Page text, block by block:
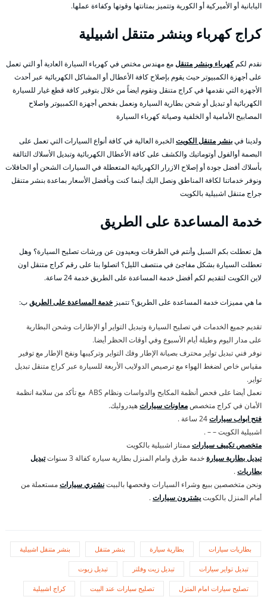
اليابانية أو الأميركية أو الكورية وتتميز بمتانتها وقوتها وكفاءة عملها.
كراج كهرباء وبنشر متنقل اشبيلية
نقدم لكمكهرباء وبنشر متنقلمع مهندس مختص في كهرباء السيارة العادية أو التي تعمل
على أجهزة الكمبيوتر حيث يقوم بإصلاح كافة الأعطال أو المشاكل الكهربائية عبر أحدث
الأجهزة التي نقدمها في كراج متنقل ونقوم ايضاً من خلال بتوفير كافة قطع غيار للسيارة
الكهربائية أو تبديل أو شحن بطارية السيارة ونعمل بفحص أجهزة الكمبيوتر واصلاح
المصابيح الأمامية أو الخلفية وصيانة كهرباء السيارة
ولدينا فيبنشر متنقل الكويتالخبرة العالية في كافة أنواع السيارات التي تعمل على
البصمة أوالفول أوتوماتيك والكشف على كافة الأعطال الكهربائية وتبديل الأسلاك التالفة
بأسلاك أفضل جودة أو إصلاح الازرار الكهربائية المتعطلة في السيارات الشحن أو الحافلات
ونوفر خدماتنا لكافة المناطق ونصل اليك أينما كنت وبأفضل الأسعار بماعدة بنشر متنقل
جراج متنقل اشبيلية بالكويت
خدمة المساعدة على الطريق
هل تعطلت بكم السبل وأنتم في الطرقات وبعيدون عن ورشات تصليح السيارة؟ وهل
تعطلت السيارة بشكل مفاجئ في منتصف الليل؟ اتصلوا بنا على رقم كراج متنقل اون
لاين الكويت لتقديم لكم أفضل خدمة المساعدة على الطريق خدمة 24 ساعة.
ما هي مميزات خدمة المساعدة على الطريق؟ تتميز خدمة المساعدة على الطريقب:
تقديم جميع الخدمات في تصليح السيارة وتبديل التواير أو الإطارات وشحن البطارية
على مدار اليوم وطيلة أيام الأسبوع وفي أوقات الحظر أيضا.
نوفر فني تبديل تواير محترف بصيانة الإطار وفك التواير وتركيبها ونفخ الإطار مع توفير
مقياس خاص لضغط الهواء مع ترصيص الدولايب الأربعة للسيارة عبر كراج متنقل تبديل
تواير.
نعمل أيضا على فحص أنظمة المكابح والدواسات ونظام ABS مع تأكد من سلامة انظمة
الأمان في كراج متخصصمعاونات سياراتهيدروليك.
فتح ابواب سيارات
اشبيلية الكويت – – .
متخصص تكييف سياراتممتاز اشبيلية بالكويت
تبديل بطارية سيارةخدمة طرق وامام المنزل بطارية سيارة كفالة 3 سنوات
تبديل
بطاريات.
ونحن متخصصين ببيع وشراء السيارات وفحصها بالبيتنشتري سياراتمستعملة من
أمام المنزل بالكويتيشترون سيارات.
بطاريات سيارات بطارية سيارة بنشر متنقل بنشر متنقل اشبيلية
تبديل تواير سيارات تبديل زيت وفلتر تبديل زيوت
تصليح سيارات امام المنزل تصليح سيارات عند البيت كراج اشبيلية